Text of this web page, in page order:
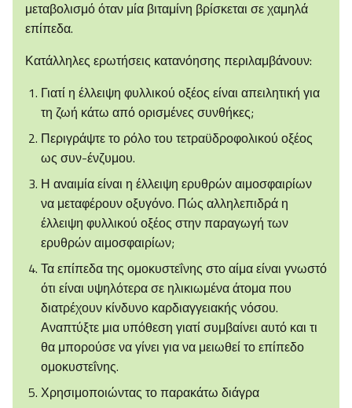
μεταβολισμό όταν μία βιταμίνη βρίσκεται σε χαμηλά
επίπεδα.
Κατάλληλες ερωτήσεις κατανόησης περιλαμβάνουν:
Γιατί η έλλειψη φυλλικού οξέος είναι απειλητική για
τη ζωή κάτω από ορισμένες συνθήκες;
Περιγράψτε το ρόλο του τετραϋδροφολικού οξέος
ως συν-ένζυμου.
Η αναιμία είναι η έλλειψη ερυθρών αιμοσφαιρίων
να μεταφέρουν οξυγόνο. Πώς αλληλεπιδρά η
έλλειψη φυλλικού οξέος στην παραγωγή των
ερυθρών αιμοσφαιρίων;
Τα επίπεδα της ομοκυστεΐνης στο αίμα είναι γνωστό
ότι είναι υψηλότερα σε ηλικιωμένα άτομα που
διατρέχουν κίνδυνο καρδιαγγειακής νόσου.
Αναπτύξτε μια υπόθεση γιατί συμβαίνει αυτό και τι
θα μπορούσε να γίνει για να μειωθεί το επίπεδο
ομοκυστεΐνης.
Χρησιμοποιώντας το παρακάτω διάγρα